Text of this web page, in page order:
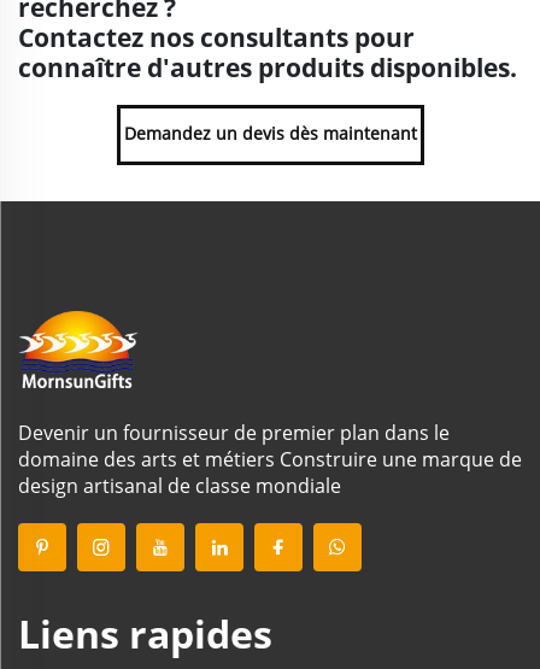
recherchez ?
Contactez nos consultants pour
connaître d'autres produits disponibles.
Demandez un devis dès maintenant
Devenir un fournisseur de premier plan dans le
domaine des arts et métiers Construire une marque de
design artisanal de classe mondiale
Liens rapides